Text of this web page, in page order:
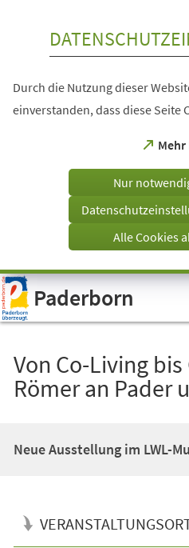
Visuelle
Assistenzsoftware
öffnen.
Durch die Nutzung dieser
einverstanden, dass diese Seite
(Öffnet
einem
Tab)
Nur
Alle Cookies
Paderborn
Von Co-Living
Römer an Pader
Neue Ausstellung im LWL-